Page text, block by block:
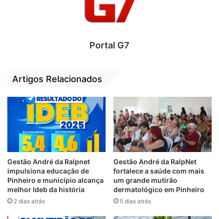
funciona com centro cirúrgico, laboratório e
ultrassonografia dentro do hospital
equipes de profissionais que atuam na zona
Portal G7
Artigos Relacionados
Gestão André da Ralpnet
impulsiona educação de
Pinheiro e município alcança
melhor Ideb da história
2 dias atrás
Gestão André da RalpNet
fortalece a saúde com mais
um grande mutirão
dermatológico em Pinheiro
5 dias atrás